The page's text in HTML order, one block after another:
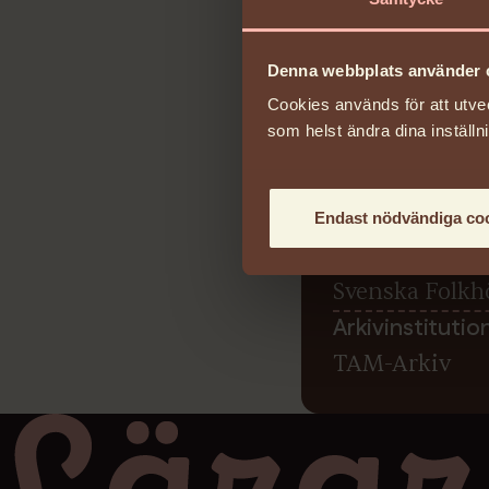
Denna webbplats använder
Cookies används för att
som helst ändra dina
Endast nödvändiga
Licens
Reserved
Arkiv
Svenska
Arkivreferens
19
Arkivägare
Svenska
TAM-Arkiv